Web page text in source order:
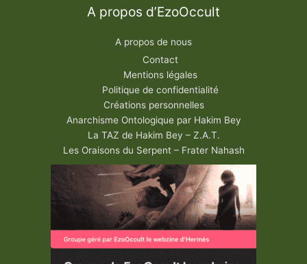
A propos d’EzoOccult
A propos de nous
Contact
Mentions légales
Politique de confidentialité
Créations personnelles
Anarchisme Ontologique par Hakim Bey
La TAZ de Hakim Bey – Z.A.T.
Les Oraisons du Serpent – Frater Nahash